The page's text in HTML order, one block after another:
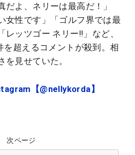
だよ、ネリーは最高だ！」
女性です」「ゴルフ界では最
ッツゴー ネリー!!」など、
超えるコメントが殺到。相
を見せていた。
【@nellykorda】
次ページ